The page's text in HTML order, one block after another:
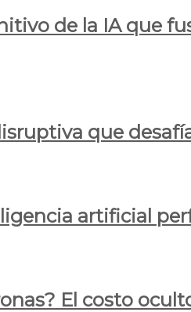
de la IA que
que
artificial
El costo